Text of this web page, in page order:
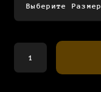
Выберите Размер